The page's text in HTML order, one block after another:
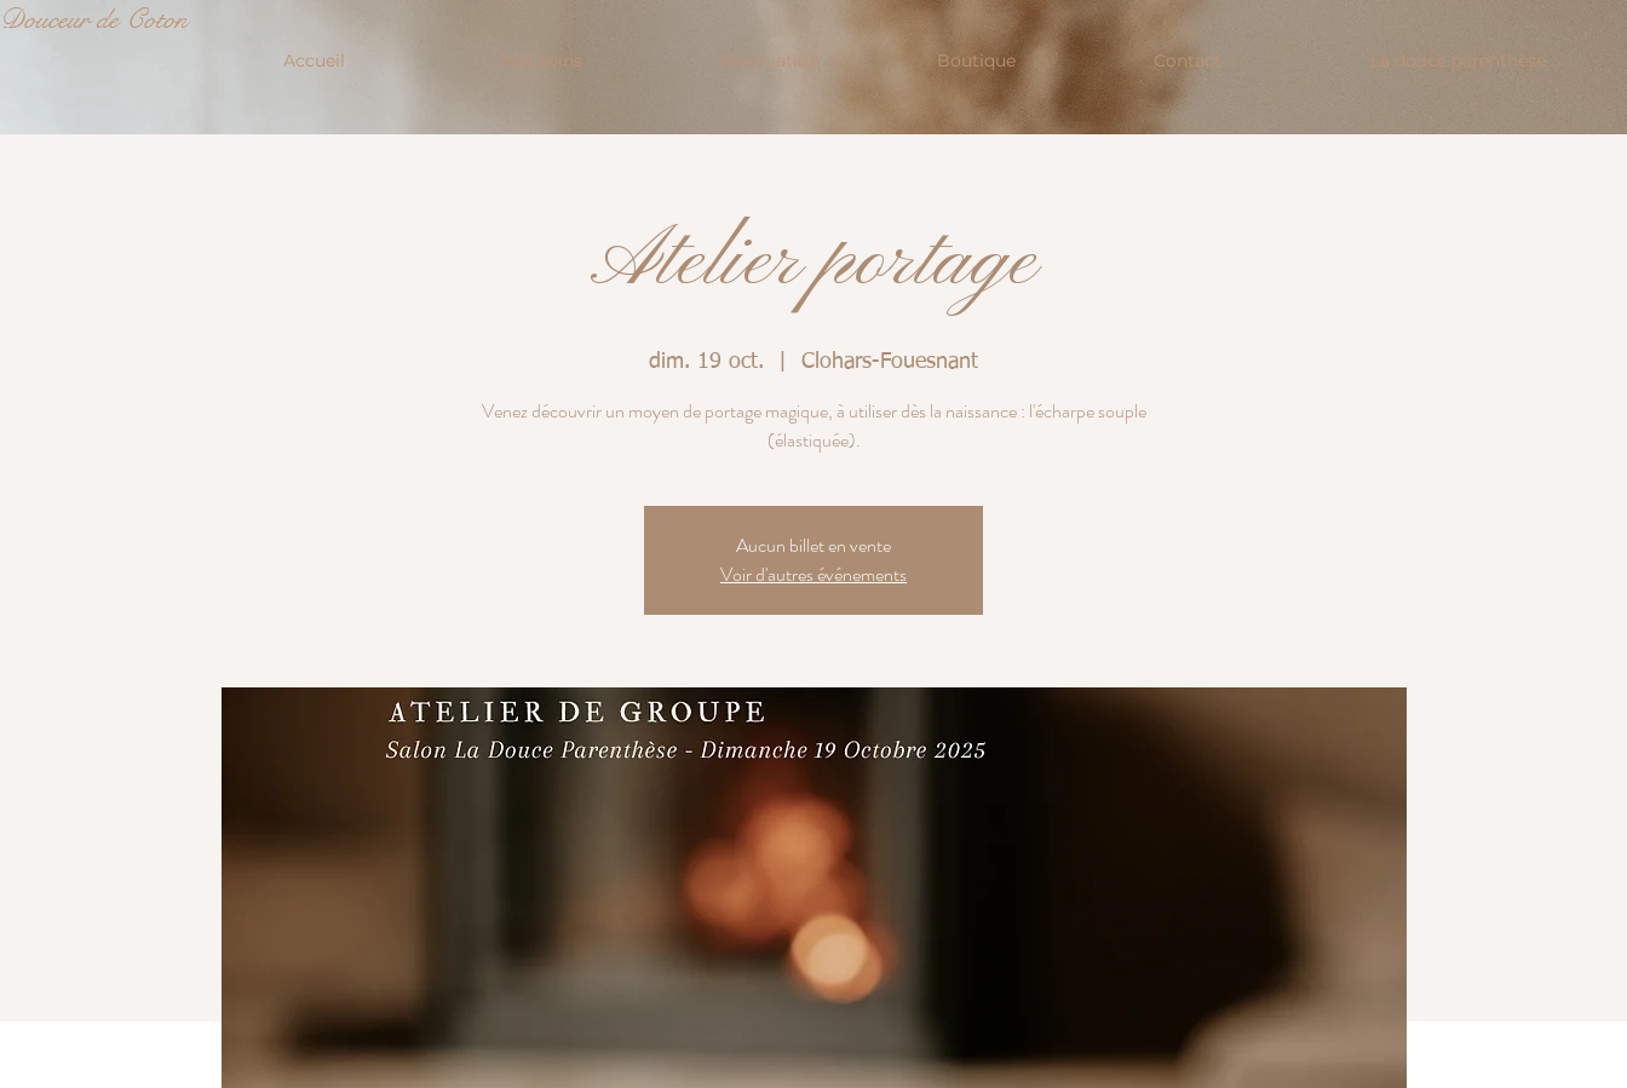
Douceur de Coton
Accueil Nos soins Réservation Boutique Contact La douce parenthèse
Atelier portage
dim. 19 oct. Clohars-Fouesnant
Venez découvrir un moyen de portage magique, à utiliser dès la naissance : l'écharpe souple
(élastiquée).
Aucun billet en vente
Voir d'autres événements